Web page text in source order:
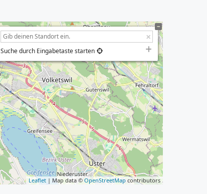
Suche durch Eingabetaste starten
Leaflet | Map data © OpenStreetMap contributors